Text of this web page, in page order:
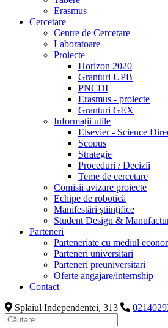
Erasmus
Cercetare
Centre de Cercetare
Laboratoare
Proiecte
Horizon 2020
Granturi UPB
PNCDI
Erasmus - proiecte
Granturi GEX
Informații utile
Elsevier - Science
Scopus
Strategie
Proceduri / Decizii
Teme de cercetare
Comisii avizare proiecte
Echipe de robotică
Manifestări științifice
Student Design &
Parteneri
Parteneriate cu mediul
Parteneri universitari
Parteneri preuniversitari
Oferte angajare/internship
Contact
Splaiul Independentei, 313